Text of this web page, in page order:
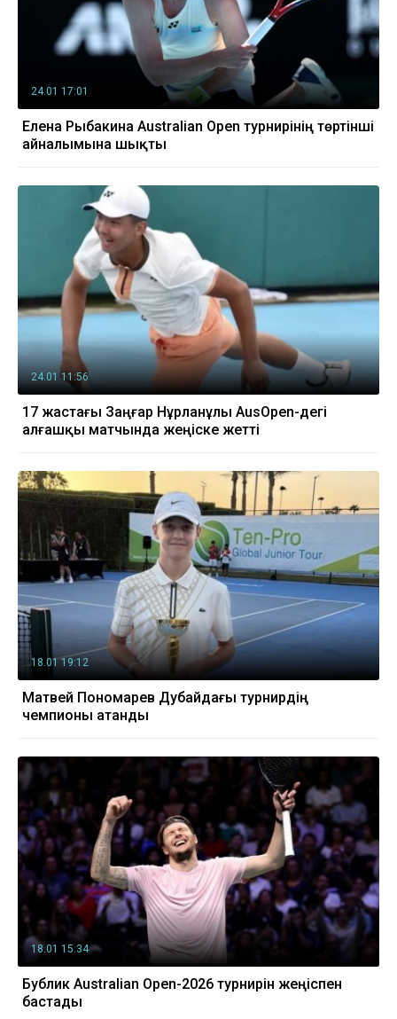
24.01 17:01
Елена Рыбакина Australian Open турнирінің төртінші
айналымына шықты
24.01 11:56
17 жастағы Заңғар Нұрланұлы AusOpen-дегі
алғашқы матчында жеңіске жетті
18.01 19:12
Матвей Пономарев Дубайдағы турнирдің
чемпионы атанды
18.01 15:34
Бублик Australian Open-2026 турнирін жеңіспен
бастады